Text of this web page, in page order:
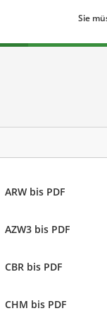
Sie
ARW bis PDF
AZW3 bis PDF
CBR bis PDF
CHM bis PDF